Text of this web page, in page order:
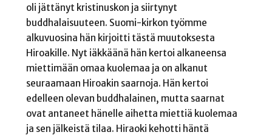
oli jättänyt kristinuskon ja siirtynyt
buddhalaisuuteen. Suomi-kirkon työmme
alkuvuosina hän kirjoitti tästä muutoksesta
Hiroakille. Nyt iäkkäänä hän kertoi alkaneensa
miettimään omaa kuolemaa ja on alkanut
seuraamaan Hiroakin saarnoja. Hän kertoi
edelleen olevan buddhalainen, mutta saarnat
ovat antaneet hänelle aihetta miettiä kuolemaa
ja sen jälkeistä tilaa. Hiraoki kehotti häntä